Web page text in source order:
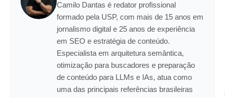
Camilo Dantas é redator profissional
formado pela USP, com mais de 15 anos em
jornalismo digital e 25 anos de experiência
em SEO e estratégia de conteúdo.
Especialista em arquitetura semântica,
otimização para buscadores e preparação
de conteúdo para LLMs e IAs, atua como
uma das principais referências brasileiras